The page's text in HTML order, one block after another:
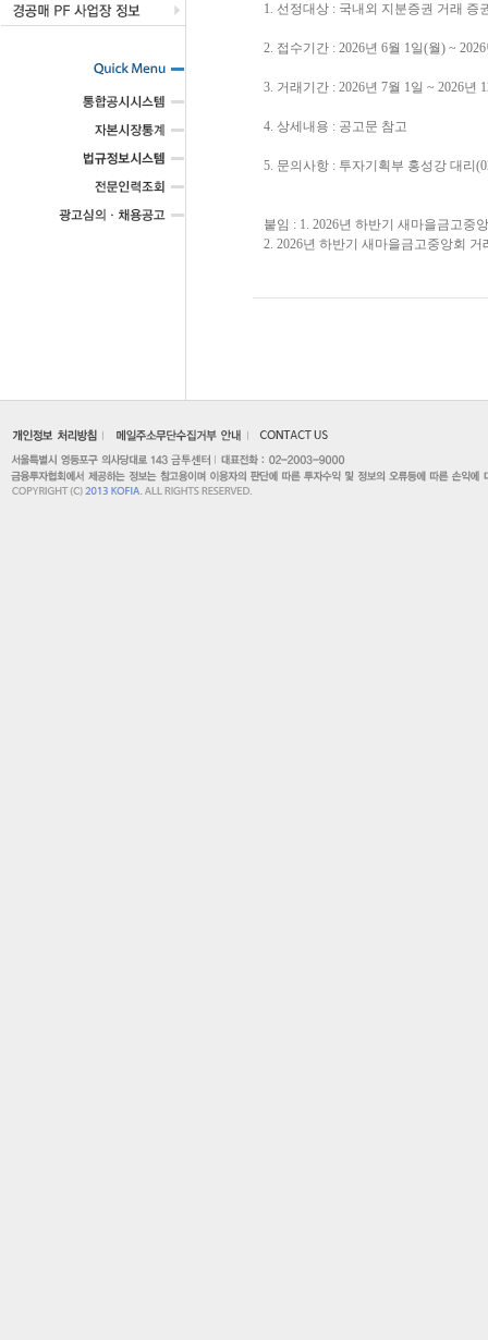
1. 선정대상 : 국내외 지분증권 거래 증
2. 접수기간 : 2026년 6월 1일(월) ~
3. 거래기간 : 2026년 7월 1일 ~ 2026년
4. 상세내용 : 공고문 참고
5. 문의사항 : 투자기획부 홍성강 대리
붙임 : 1. 2026년 하반기 새마을금고중
2. 2026년 하반기 새마을금고중앙회